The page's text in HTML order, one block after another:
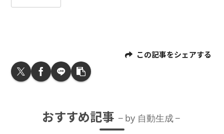
この記事をシェアする
おすすめ記事 by 自動生成